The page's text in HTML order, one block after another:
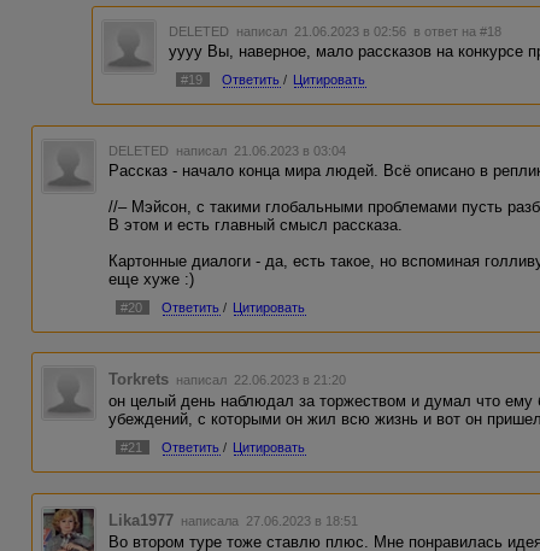
DELETED написал 21.06.2023 в 02:56 в ответ на #18
уууу Вы, наверное, мало рассказов на конкурсе
#19 Ответить / Цитировать
DELETED написал 21.06.2023 в 03:04
Рассказ - начало конца мира людей. Всё описано в
//– Мэйсон, с такими глобальными проблемами пусть
В этом и есть главный смысл рассказа.
Картонные диалоги - да, есть такое, но вспоминая
еще хуже :)
#20 Ответить / Цитировать
Torkrets написал 22.06.2023 в 21:20
он целый день наблюдал за торжеством и думал что ему
убеждений, с которыми он жил всю жизнь и вот он
#21 Ответить / Цитировать
Lika1977 написала 27.06.2023 в 18:51
Во втором туре тоже ставлю плюс. Мне понравилась